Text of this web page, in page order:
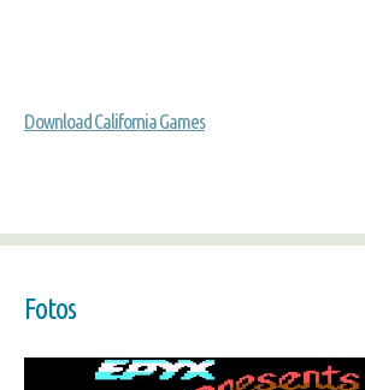
Download California Games
Fotos